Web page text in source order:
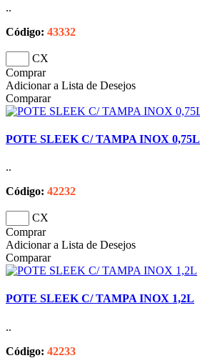
..
Código: 43332
CX
Comprar
Adicionar a Lista de Desejos
Comparar
POTE SLEEK C/ TAMPA INOX 0,75L
..
Código: 42232
CX
Comprar
Adicionar a Lista de Desejos
Comparar
POTE SLEEK C/ TAMPA INOX 1,2L
..
Código: 42233